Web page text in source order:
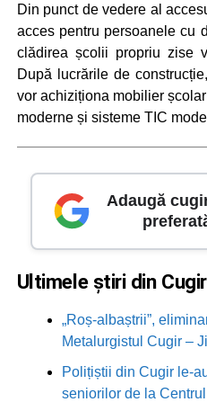
Din punct de vedere al
acces pentru persoanele cu
clădirea școlii propriu zise
După lucrările de
vor achiziționa mobilier
moderne și sisteme TIC
Adaugă
Ultimele știri din Cugir
„Roș-albaștrii”,
Metalurgistul Cugir –
Polițiștii din Cugir le-
seniorilor de la Centrul